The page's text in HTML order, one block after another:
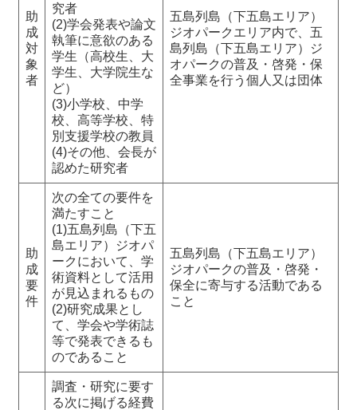
助
成
対
象
者
究者
(2)学会発表や論文
執筆に意欲のある
学生（高校生、大
学生、大学院生な
ど）
(3)小学校、中学
校、高等学校、特
別支援学校の教員
(4)その他、会長が
認めた研究者
五島列島（下五島エリア）
ジオパークエリア内で、五
島列島（下五島エリア）ジ
オパークの普及・啓発・保
全事業を行う個人又は団体
助
成
要
件
次の全ての要件を
満たすこと
(1)五島列島（下五
島エリア）ジオパ
ークにおいて、学
術資料として活用
が見込まれるもの
(2)研究成果とし
て、学会や学術誌
等で発表できるも
のであること
五島列島（下五島エリア）
ジオパークの普及・啓発・
保全に寄与する活動である
こと
調査・研究に要す
る次に掲げる経費